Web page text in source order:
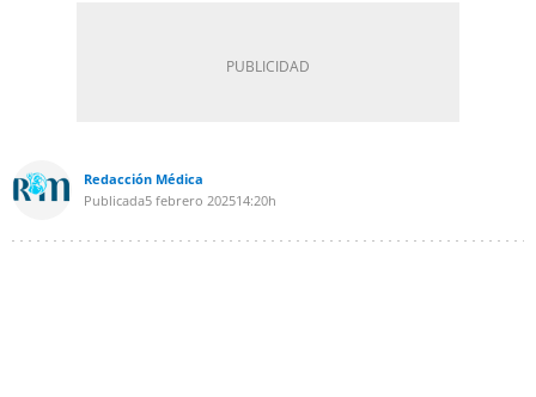
Redacción Médica
Publicada5 febrero 202514:20h